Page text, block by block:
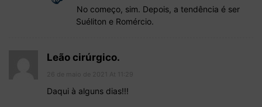
No começo, sim. Depois, a tendência é ser
Suéliton e Romércio.
Leão cirúrgico.
Daqui à alguns dias!!!